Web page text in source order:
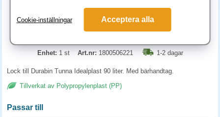
231.30 kr
KÖP
Enhet: 1 st Art.nr: 1800506221 1-2 dagar
Lock till Durabin Tunna Idealplast 90 liter. Med bärhandtag.
Tillverkat av Polypropylenplast (PP)
Passar till
Cookie-inställningar Acceptera alla